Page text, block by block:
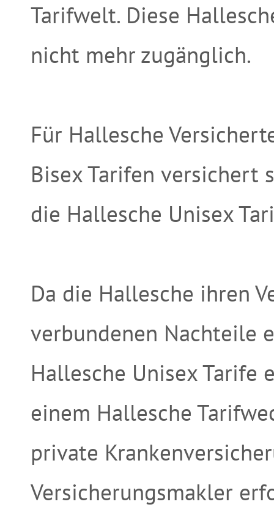
Tarifwelt. Diese
nicht mehr zugänglich.
Für Hallesche
Bisex Tarifen versichert
die Hallesche Unisex
Da die Hallesche ihren
verbundenen Nachteile
Hallesche Unisex
einem Hallesche
private
Versicherungsmakler